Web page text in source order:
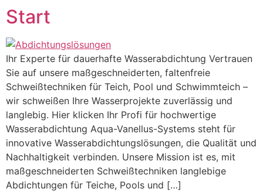
Start
Ihr Experte für dauerhafte Wasserabdichtung Vertrauen
Sie auf unsere maßgeschneiderten, faltenfreie
Schweißtechniken für Teich, Pool und Schwimmteich –
wir schweißen Ihre Wasserprojekte zuverlässig und
langlebig. Hier klicken Ihr Profi für hochwertige
Wasserabdichtung Aqua-Vanellus-Systems steht für
innovative Wasserabdichtungslösungen, die Qualität und
Nachhaltigkeit verbinden. Unsere Mission ist es, mit
maßgeschneiderten Schweißtechniken langlebige
Abdichtungen für Teiche, Pools und […]